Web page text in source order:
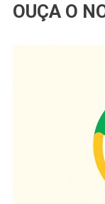
OUÇA O